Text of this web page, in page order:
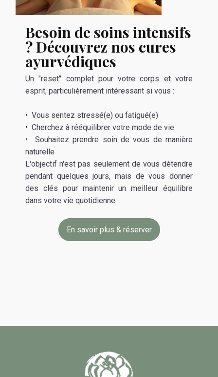
Besoin de soins intensifs
? Découvrez nos cures
ayurvédiques
Un "reset" complet pour votre corps et votre
esprit, particulièrement intéressant si vous :
• Vous sentez stressé(e) ou fatigué(e)
• Cherchez à rééquilibrer votre mode de vie
• Souhaitez prendre soin de vous de manière
naturelle
L'objectif n'est pas seulement de vous détendre
pendant quelques jours, mais de vous donner
des clés pour maintenir un meilleur équilibre
dans votre vie quotidienne.
En savoir plus & réserver